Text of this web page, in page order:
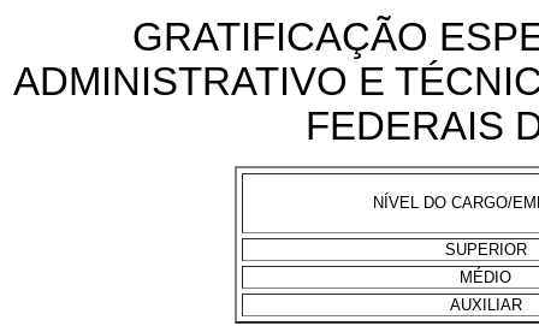
GRATIFICAÇÃO
ADMINISTRATIVO E
FEDERAIS
NÍVEL DO CARGO/
SUPERIOR
MÉDIO
AUXILIAR